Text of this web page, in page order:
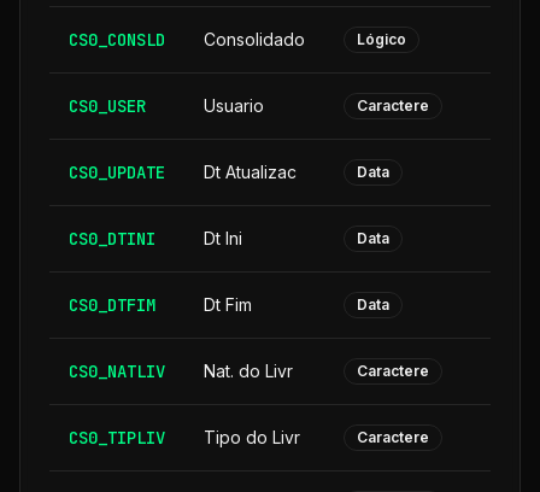
CS0_CONSLD Consolidado Lógico
CS0_USER Usuario Caractere
CS0_UPDATE Dt Atualizac Data
CS0_DTINI Dt Ini Data
CS0_DTFIM Dt Fim Data
CS0_NATLIV Nat. do Livr Caractere
CS0_TIPLIV Tipo do Livr Caractere